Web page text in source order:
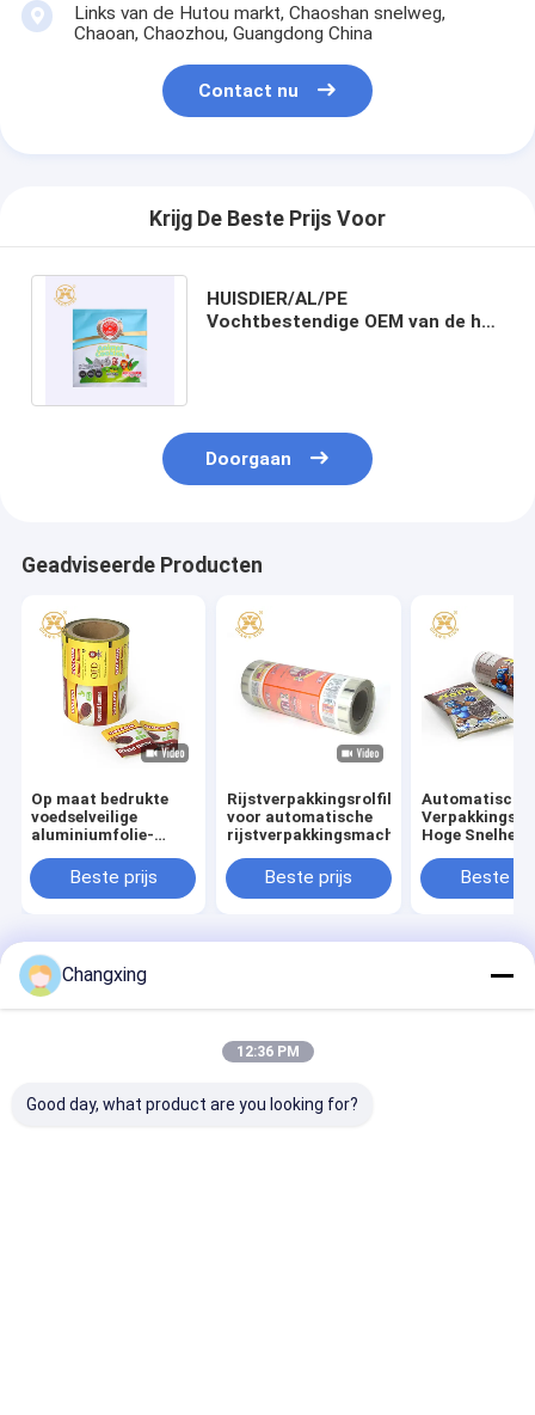
Links van de Hutou markt, Chaoshan snelweg,
Chaoan, Chaozhou, Guangdong China
Contact nu
Krijg De Beste Prijs Voor
HUISDIER/AL/PE
Vochtbestendige OEM van de het
Doorgaan
Geadviseerde Producten
Op maat bedrukte
voedselveilige
aluminiumfolie-
flexibele
sachetverpakkingen
Beste prijs
Rijstverpakkingsrolfilm
voor automatische
rijstverpakkingsmachine
Beste prijs
Automatische
Hoge Snelheid
Ideaal voor
Automatische
Garandeert
van
Beste
2026 Guangdong Changxing Printing Service Co., Ltd.. All Rights
Reserved.
Changxing
12:36 PM
Good day, what product are you looking for?